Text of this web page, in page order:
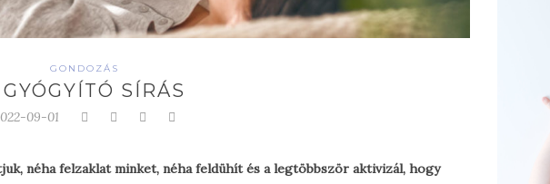
GONDOZÁS
SÍRÁS
09-01
néha felzaklat minket, néha feldühít és a legtöbbször aktivizál, hogy